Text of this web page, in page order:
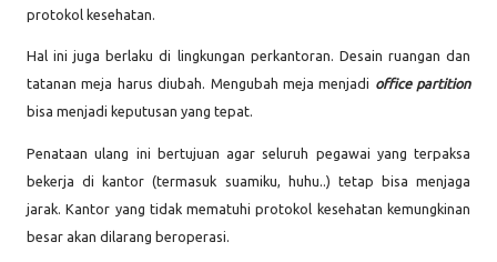
protokol kesehatan.
Hal ini juga berlaku di lingkungan perkantoran. Desain ruangan dan
tatanan meja harus diubah. Mengubah meja menjadi office partition
bisa menjadi keputusan yang tepat.
Penataan ulang ini bertujuan agar seluruh pegawai yang terpaksa
bekerja di kantor (termasuk suamiku, huhu..) tetap bisa menjaga
jarak. Kantor yang tidak mematuhi protokol kesehatan kemungkinan
besar akan dilarang beroperasi.